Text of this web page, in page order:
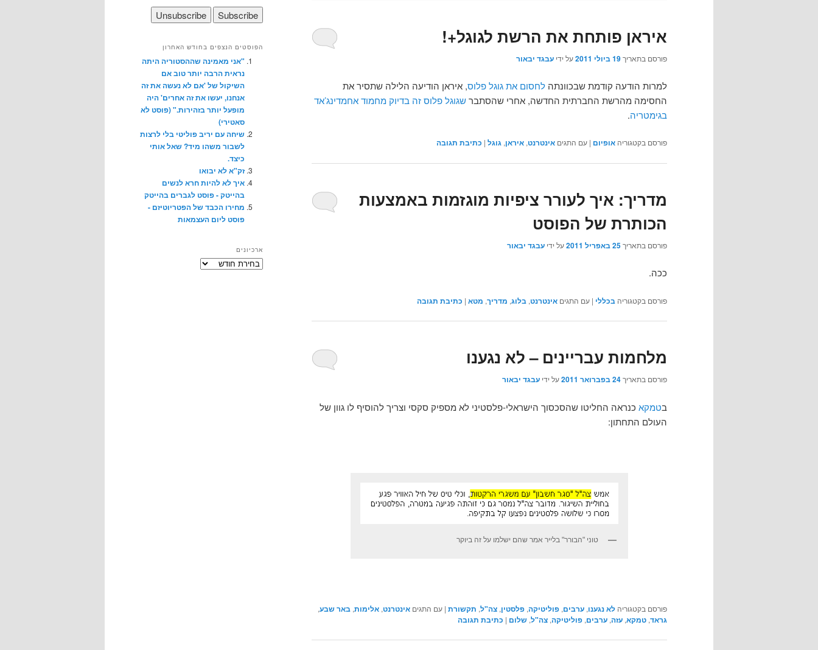
איראן פותחת את הרשת לגוגל+!
פורסם בתאריך19 ביולי 2011 על ידי עבגד יבאור
למרות הודעה קודמת שבכוונתה לחסום את גוגל פלוס, איראן הודיעה הלילה שתסיר את
החסימה מהרשת החברתית החדשה, אחרי שהסתברשגוגל פלוס זה בדיוק מחמוד אחמדינג’אד
בגימטריה.
פורסם בקטגוריה אופיום | עם התגים אינטרנט, איראן, גוגל | כתיבת תגובה
מדריך: איך לעורר ציפיות מוגזמות באמצעות
הכותרת של הפוסט
פורסם בתאריך25 באפריל 2011 על ידי עבגד יבאור
ככה.
פורסם בקטגוריה בכללי | עם התגים אינטרנט, בלוג, מדריך, מטא | כתיבת תגובה
מלחמות עבריינים – לא נגענו
פורסם בתאריך24 בפברואר 2011 על ידי עבגד יבאור
בטמקא כנראה החליטו שהסכסוך הישראלי-פלסטיני לא מספיק סקסי וצריך להוסיף לו גוון של
העולם התחתון:
טוני "הבורר" בלייר אמר שהם ישלמו על זה ביוקר
פורסם בקטגוריה לא נגענו, ערבים, פוליטיקה, פלסטין, צה"ל, תקשורת | עם התגים אינטרנט, אלימות, באר שבע,
גראד, טמקא, עזה, ערבים, פוליטיקה, צה"ל, שלום | כתיבת תגובה
הפוסטים הנצפים בחודש האחרון
"אני מאמינה שההסטוריה היתה
נראית הרבה יותר טוב אם
השיקול של 'אם לא נעשה את זה
אנחנו, יעשו את זה אחרים' היה
מופעל יותר בזהירות." (פוסט לא
סאטירי)
שיחה עם יריב פוליטי בלי לרצות
לשבור משהו מיד? שאל אותי
כיצד.
זק"א לא יבואו
איך לא להיות חרא לנשים
בהייטק - פוסט לגברים בהייטק
מחירו הכבד של הפטריוטיזם -
פוסט ליום העצמאות
ארכיונים
ארכיונים